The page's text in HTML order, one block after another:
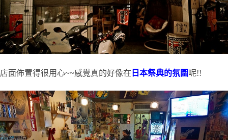
店面佈置得很用心~~感覺真的好像在 日本祭典的氛圍 呢!!